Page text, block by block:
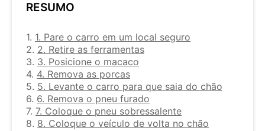
RESUMO
1. 1. Pare o carro em um local seguro
2. 2. Retire as ferramentas
3. 3. Posicione o macaco
4. 4. Remova as porcas
5. 5. Levante o carro para que saia do chão
6. 6. Remova o pneu furado
7. 7. Coloque o pneu sobressalente
8. 8. Coloque o veículo de volta no chão